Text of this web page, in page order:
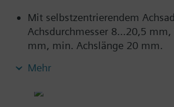
Mit selbstzentrierendem
Achsdurchmesser 8...20,5
mm, min. Achslänge 20 mm.
mechanischem Endanschlag
Mehr